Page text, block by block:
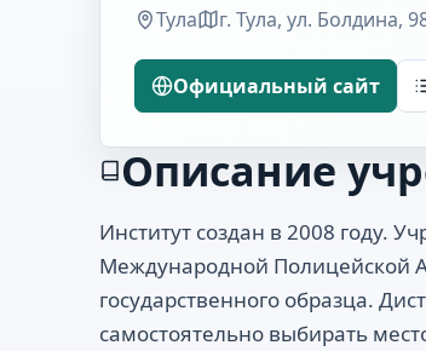
Тула г. Тула, ул. Болдина,
Официальный сайт
Описание
Институт создан в 2008 году.
Международной Полицейской
государственного образца.
самостоятельно выбирать